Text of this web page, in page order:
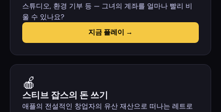
스튜디오, 환경 기부 등 — 그녀의 계좌를 얼마나 빨리 비
울 수 있나요?
지금 플레이 →
🍎
스티브 잡스의 돈 쓰기
애플의 전설적인 창업자의 유산 재산으로 떠나는 레트로